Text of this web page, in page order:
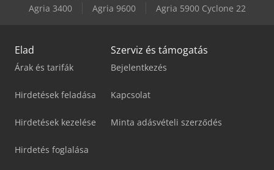
Agria 3400
Agria 9600 Agria 5900 Cyclone 22
Elad
Árak és tarifák
Hirdetések feladása
Hirdetések kezelése
Hirdetés foglalása
Szerviz és támogatás
Bejelentkezés
Kapcsolat
Minta adásvételi szerződés